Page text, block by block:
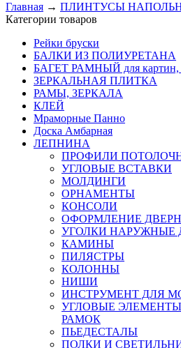
Главная → ПЛИНТУСЫ
Категории товаров
Рейки бруски
БАЛКИ ИЗ ПОЛИУРЕТАНА
БАГЕТ РАМНЫЙ для картин,
ЗЕРКАЛЬНАЯ ПЛИТКА
РАМЫ, ЗЕРКАЛА
КЛЕЙ
Мраморные Панно
Доска Амбарная
ЛЕПНИНА
ПРОФИЛИ
УГЛОВЫЕ ВСТАВКИ
МОЛДИНГИ
ОРНАМЕНТЫ
КОНСОЛИ
ОФОРМЛЕНИЕ
УГОЛКИ НАРУЖНЫЕ
КАМИНЫ
ПИЛЯСТРЫ
КОЛОННЫ
НИШИ
ИНСТРУМЕНТ ДЛЯ
УГЛОВЫЕ
РАМОК
ПЬЕДЕСТАЛЫ
ПОЛКИ И